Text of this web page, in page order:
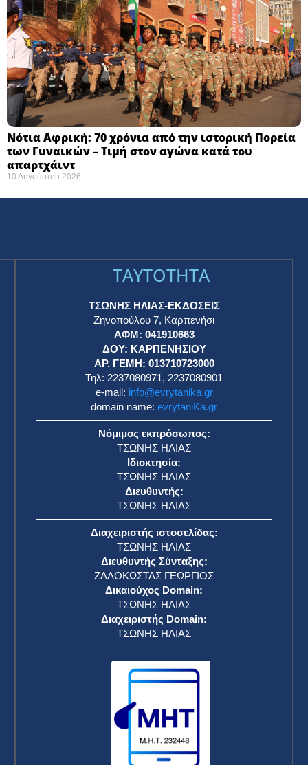
Νότια Αφρική: 70 χρόνια από την ιστορική Πορεία
των Γυναικών – Τιμή στον αγώνα κατά του
απαρτχάιντ ​
10 Αυγούστου 2026
TAYTOTHTA
ΤΣΩΝΗΣ ΗΛΙΑΣ-ΕΚΔΟΣΕΙΣ
Ζηνοπούλου 7, Καρπενήσι
ΑΦΜ: 041910663
ΔΟΥ: ΚΑΡΠΕΝΗΣΙΟΥ
ΑΡ. ΓΕΜΗ: 013710723000
Τηλ: 2237080971, 2237080901
e-mail: info@evrytanika.gr
domain name: evrytaniKa.gr
Νόμιμος εκπρόσωπος:
ΤΣΩΝΗΣ ΗΛΙΑΣ
Ιδιοκτησία:
ΤΣΩΝΗΣ ΗΛΙΑΣ
Διευθυντής:
ΤΣΩΝΗΣ ΗΛΙΑΣ
Διαχειριστής ιστοσελίδας:
ΤΣΩΝΗΣ ΗΛΙΑΣ
Διευθυντής Σύνταξης:
ΖΑΛΟΚΩΣΤΑΣ ΓΕΩΡΓΙΟΣ
Δικαιούχος Domain:
ΤΣΩΝΗΣ ΗΛΙΑΣ
Διαχειριστής Domain:
ΤΣΩΝΗΣ ΗΛΙΑΣ